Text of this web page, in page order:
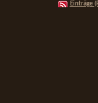
Einträge